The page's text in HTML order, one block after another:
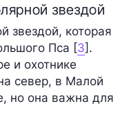
звездой
звездой, которая
Пса [3].
и охотнике
север, в Малой
но она важна для